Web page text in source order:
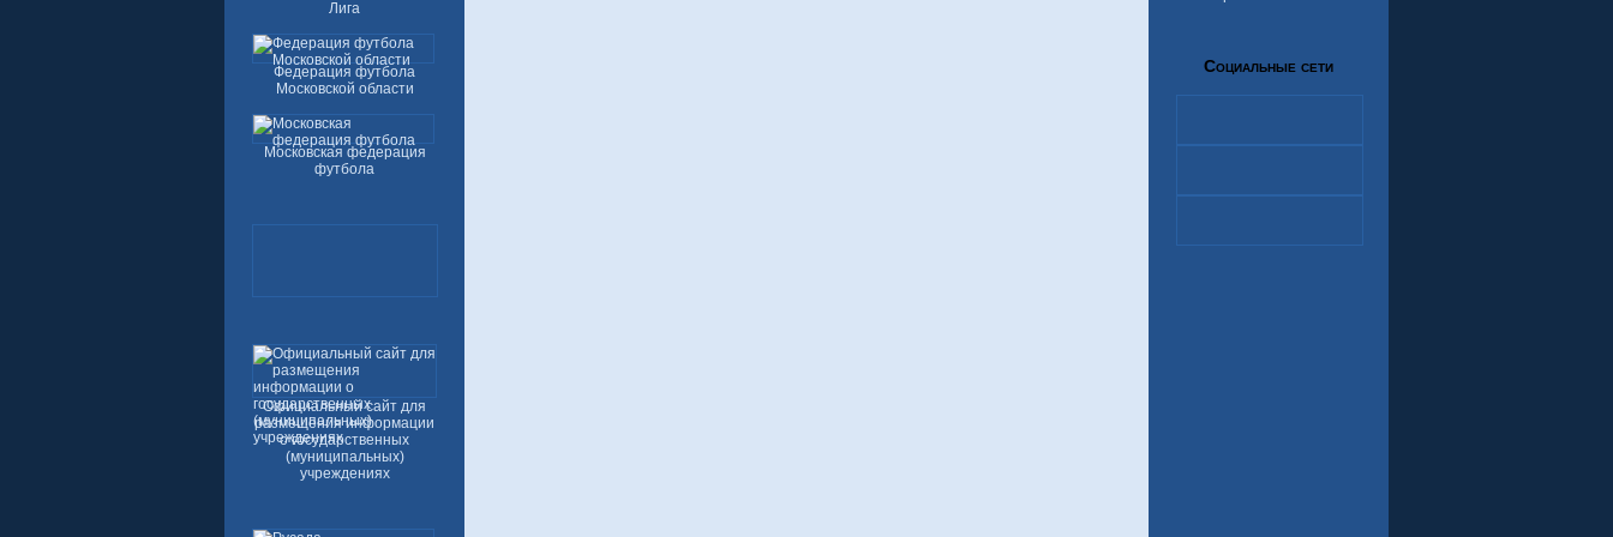
Лига
Федерация футбола
Московской области
Московская федерация
футбола
Официальный сайт для
размещения информации
о государственных
(муниципальных)
учреждениях
Социальные сети